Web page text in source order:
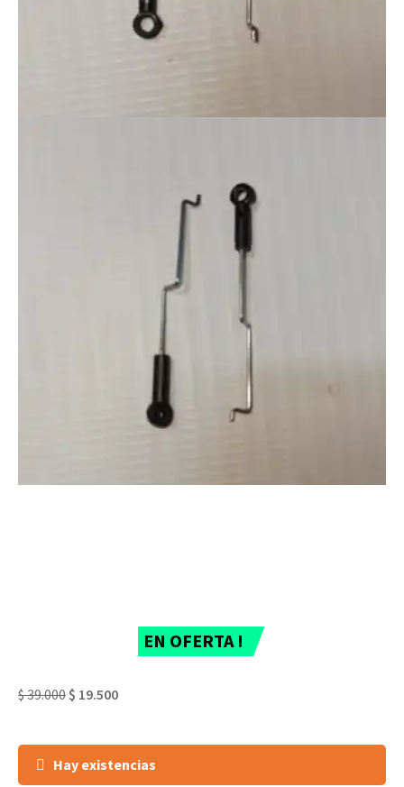
EN OFERTA !
$39.000 $ 19.500
Hay existencias